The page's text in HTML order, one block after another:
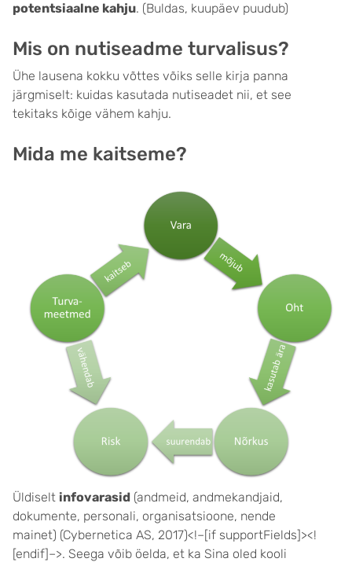
potentsiaalne kahju. (Buldas, kuupäev puudub)
Mis on nutiseadme turvalisus?
Ühe lausena kokku võttes võiks selle kirja panna
järgmiselt: kuidas kasutada nutiseadet nii, et see
tekitaks kõige vähem kahju.
Mida me kaitseme?
Üldiselt infovarasid (andmeid, andmekandjaid,
dokumente, personali, organisatsioone, nende
mainet) (Cybernetica AS, 2017)<!–[if supportFields]><!
[endif]–>. Seega võib öelda, et ka Sina oled kooli